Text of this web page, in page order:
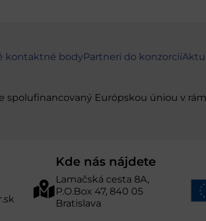
kontaktné bodyPartneri do konzorcií
spolufinancovaný Európskou úniou v
Kde nás nájdete
Lamačská cesta 8A,
P.O.Box 47, 840 05
Bratislava